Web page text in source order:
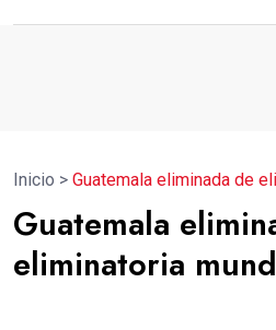
Inicio > Guatemala eliminada de
Guatemala
eliminatoria